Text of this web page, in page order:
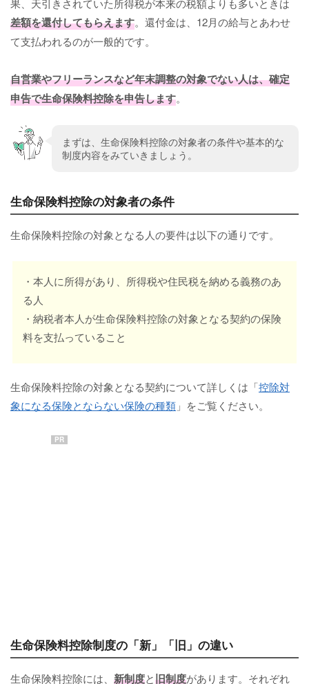
果、天引きされていた所得税が本来の税額よりも多いときは
差額を還付してもらえます。還付金は、12月の給与とあわせ
て支払われるのが一般的です。
自営業やフリーランスなど年末調整の対象でない人は、確定
申告で生命保険料控除を申告します。
まずは、生命保険料控除の対象者の条件や基本的な
制度内容をみていきましょう。
生命保険料控除の対象者の条件
生命保険料控除の対象となる人の要件は以下の通りです。
・本人に所得があり、所得税や住民税を納める義務のあ
る人
・納税者本人が生命保険料控除の対象となる契約の保険
料を支払っていること
生命保険料控除の対象となる契約について詳しくは「控除対
象になる保険とならない保険の種類 」をご覧ください。
PR
生命保険料控除制度の「新」「旧」の違い
生命保険料控除には、 新制度と旧制度があります。それぞれ